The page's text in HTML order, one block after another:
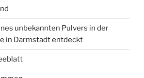
unbekannten Pulvers in der
in Darmstadt entdeckt